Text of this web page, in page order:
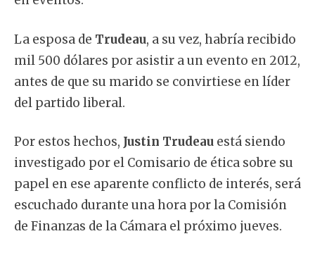
La esposa de Trudeau, a su vez, habría recibido
mil 500 dólares por asistir a un evento en 2012,
antes de que su marido se convirtiese en líder
del partido liberal.
Por estos hechos, Justin Trudeau está siendo
investigado por el Comisario de ética sobre su
papel en ese aparente conflicto de interés, será
escuchado durante una hora por la Comisión
de Finanzas de la Cámara el próximo jueves.